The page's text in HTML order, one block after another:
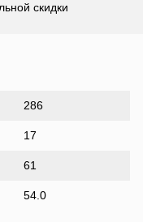
скидки
286
17
61
54.0